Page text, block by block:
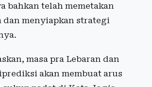
bahkan telah memetakan
dan menyiapkan strategi
masa pra Lebaran dan
akan membuat arus